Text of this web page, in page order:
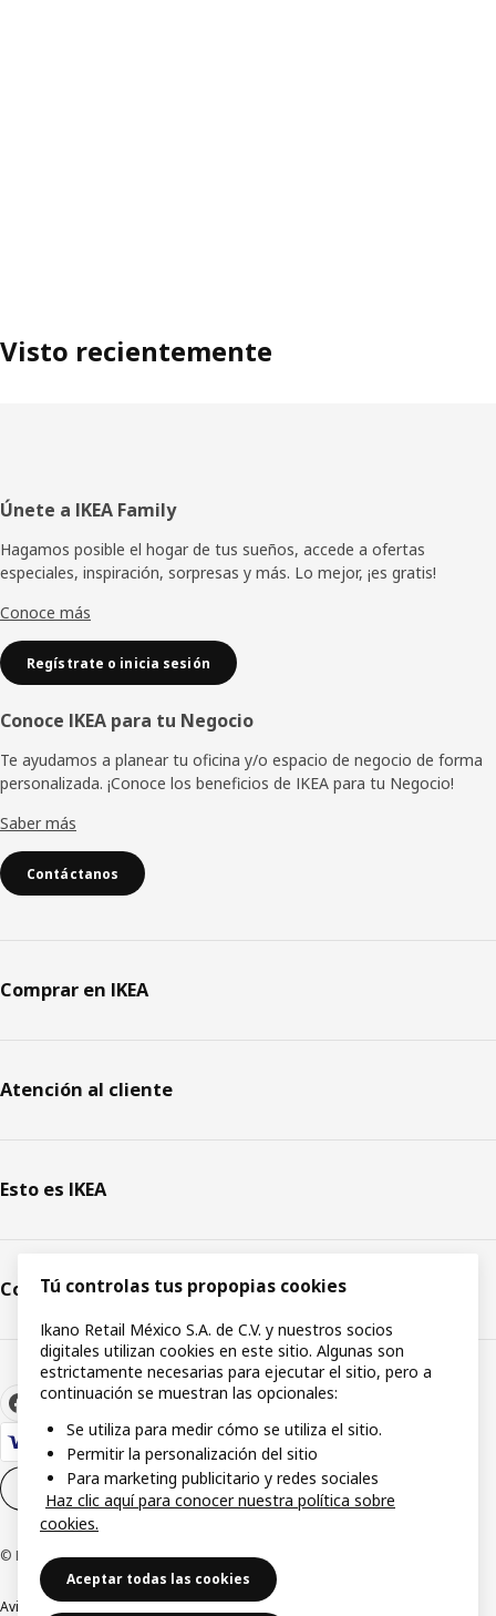
Visto recientemente
Pie
de
página
Únete a IKEA Family
Hagamos posible el hogar de tus sueños, accede a ofertas
especiales, inspiración, sorpresas y más. Lo mejor, ¡es gratis!
Conoce más
Regístrate o inicia sesión
Conoce IKEA para tu Negocio
Te ayudamos a planear tu oficina y/o espacio de negocio de forma
personalizada. ¡Conoce los beneficios de IKEA para tu Negocio!
Saber más
Contáctanos
Comprar en IKEA
Atención al cliente
Esto es IKEA
Comunicación y medios
Configuración de cookies ES
© Inter IKEA Systems B.V.1999-2026
Aviso de privacidadPolítica de cookiesTérminos y condiciones de uso
Tú controlas tus propopias cookies
Ikano Retail México S.A. de C.V. y nuestros socios
digitales utilizan cookies en este sitio. Algunas son
estrictamente necesarias para ejecutar el sitio, pero a
continuación se muestran las opcionales:
Se utiliza para medir cómo se utiliza el sitio.
Permitir la personalización del sitio
Para marketing publicitario y redes sociales
Haz clic aquí para conocer nuestra política sobre
cookies.
Aceptar todas las cookies